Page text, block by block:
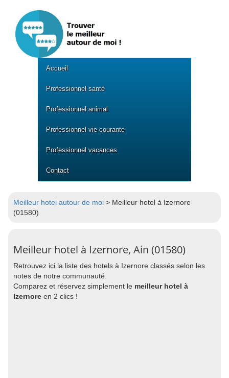
Accueil
Professionnel santé
Professionnel animal
Professionnel vie courante
Professionnel vacances
Contact
Meilleur hotel autour de moi > Meilleur hotel à Izernore
(01580)
Meilleur hotel à Izernore, Ain (01580)
Retrouvez ici la liste des hotels à Izernore classés selon les
notes de notre communauté.
Comparez et réservez simplement le meilleur hotel à
Izernore en 2 clics !